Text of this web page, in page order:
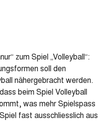
zum Spiel „Volleyball“:
soll den
nähergebracht werden.
beim Spiel Volleyball
was mehr Spielspass
fast ausschliesslich aus